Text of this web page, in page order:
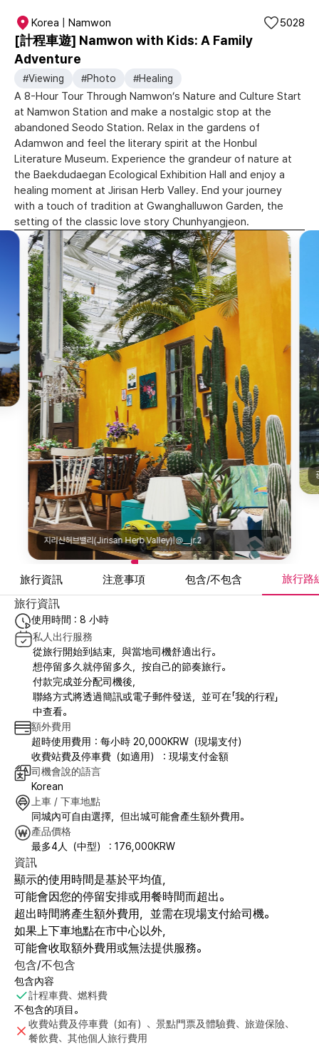
Korea | Namwon
[計程車遊] Namwon with Kids: A Family
Adventure
5028
#Viewing #Photo #Healing
A 8-Hour Tour Through Namwon’s Nature and Culture Start
at Namwon Station and make a nostalgic stop at the
abandoned Seodo Station. Relax in the gardens of
Adamwon and feel the literary spirit at the Honbul
Literature Museum. Experience the grandeur of nature at
the Baekdudaegan Ecological Exhibition Hall and enjoy a
healing moment at Jirisan Herb Valley. End your journey
with a touch of tradition at Gwanghalluwon Garden, the
setting of the classic love story Chunhyangjeon.
지리산허브밸리(Jirisan Herb Valley)|@__jr.2
旅行資訊 注意事項 包含/不包含 旅行路
旅行資訊
使用時間 : 8 小時
私人出行服務
從旅行開始到結束，與當地司機舒適出行。
想停留多久就停留多久，按自己的節奏旅行。
付款完成並分配司機後，
聯絡方式將透過簡訊或電子郵件發送，並可在「我的行程」
中查看。
額外費用
超時使用費用：每小時 20,000KRW（現場支付）
收費站費及停車費（如適用）：現場支付金額
司機會說的語言
Korean
上車 / 下車地點
同城內可自由選擇，但出城可能會產生額外費用。
產品價格
最多4人（中型） : 176,000KRW
資訊
顯示的使用時間是基於平均值，
可能會因您的停留安排或用餐時間而超出。
超出時間將產生額外費用，並需在現場支付給司機。
如果上下車地點在市中心以外，
可能會收取額外費用或無法提供服務。
包含/不包含
包含內容
計程車費、燃料費
不包含的項目。
收費站費及停車費（如有）、景點門票及體驗費、旅遊保險、
餐飲費、其他個人旅行費用